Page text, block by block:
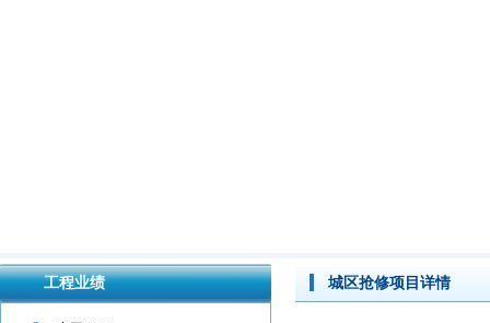
工程业绩 城区抢修项目详情